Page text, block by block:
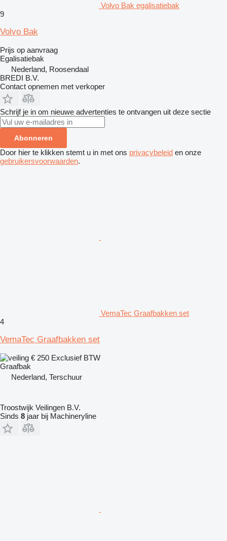
Volvo Bak egalisatiebak
9
Volvo Bak
Prijs op aanvraag
Egalisatiebak
Nederland, Roosendaal
BREDI B.V.
Contact opnemen met verkoper
Schrijf je in om nieuwe advertenties te ontvangen uit deze sectie
Abonneren
Door hier te klikken stemt u in met ons privacybeleid en onze
gebruikersvoorwaarden.
VemaTec Graafbakken set
4
VemaTec Graafbakken set
€ 250 Exclusief BTW
Graafbak
Nederland, Terschuur
Troostwijk Veilingen B.V.
Sinds 8 jaar bij Machineryline